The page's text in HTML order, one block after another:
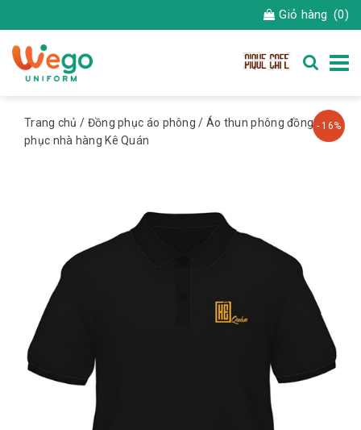
Giỏ hàng (0)
Trang chủ / Đồng phục áo phông / Áo thun phông đồng
phục nhà hàng Kê Quán
- 16%